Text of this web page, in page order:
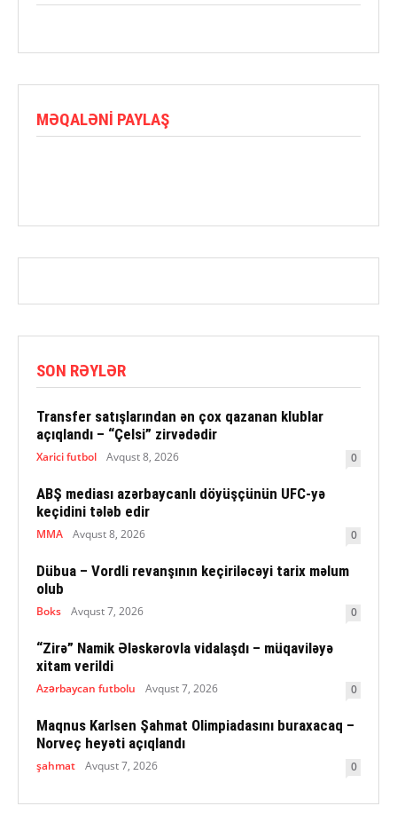
MƏQALƏNI PAYLAŞ
SON RƏYLƏR
Transfer satışlarından ən çox qazanan klublar
açıqlandı – “Çelsi” zirvədədir
Xarici futbol Avqust 8, 2026 0
ABŞ mediası azərbaycanlı döyüşçünün UFC-yə
keçidini tələb edir
MMA Avqust 8, 2026 0
Dübua – Vordli revanşının keçiriləcəyi tarix məlum
olub
Boks Avqust 7, 2026 0
“Zirə” Namik Ələskərovla vidalaşdı – müqaviləyə
xitam verildi
Azərbaycan futbolu Avqust 7, 2026 0
Maqnus Karlsen Şahmat Olimpiadasını buraxacaq –
Norveç heyəti açıqlandı
şahmat Avqust 7, 2026 0